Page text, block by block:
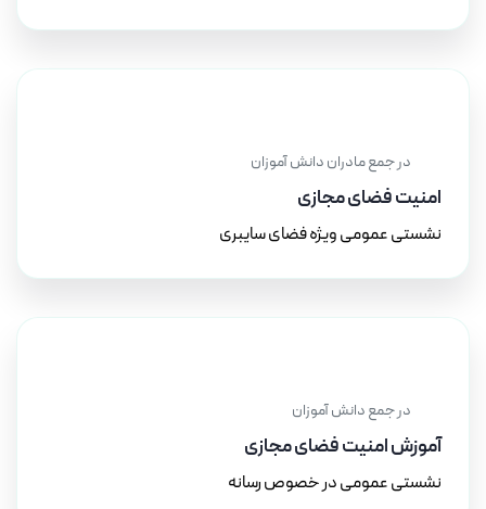
در جمع مادران دانش آموزان
امنیت فضای مجازی
نشستی عمومی ویژه فضای سایبری
در جمع دانش آموزان
آموزش امنیت فضای مجازی
نشستی عمومی در خصوص رسانه